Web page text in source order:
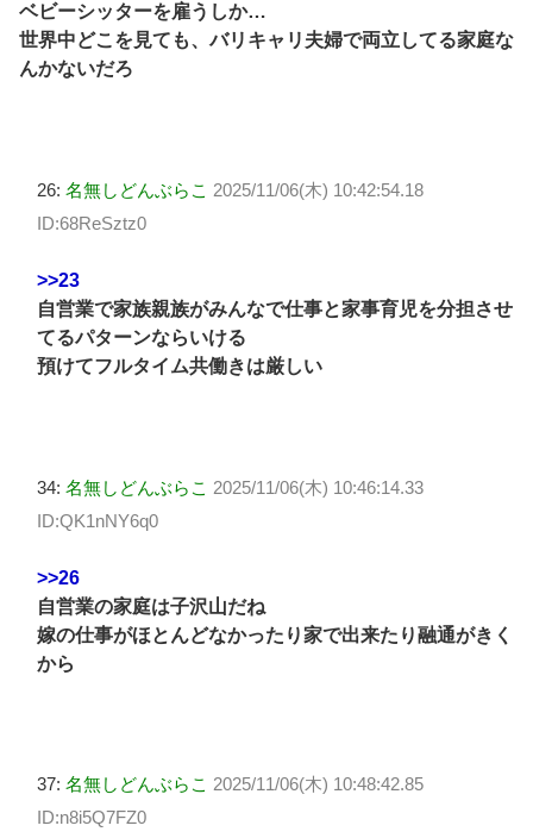
ベビーシッターを雇うしか…
世界中どこを見ても、バリキャリ夫婦で両立してる家庭な
んかないだろ
26: 名無しどんぶらこ 2025/11/06(木) 10:42:54.18
ID:68ReSztz0
>>23
自営業で家族親族がみんなで仕事と家事育児を分担させ
てるパターンならいける
預けてフルタイム共働きは厳しい
34: 名無しどんぶらこ 2025/11/06(木) 10:46:14.33
ID:QK1nNY6q0
>>26
自営業の家庭は子沢山だね
嫁の仕事がほとんどなかったり家で出来たり融通がきく
から
37: 名無しどんぶらこ 2025/11/06(木) 10:48:42.85
ID:n8i5Q7FZ0